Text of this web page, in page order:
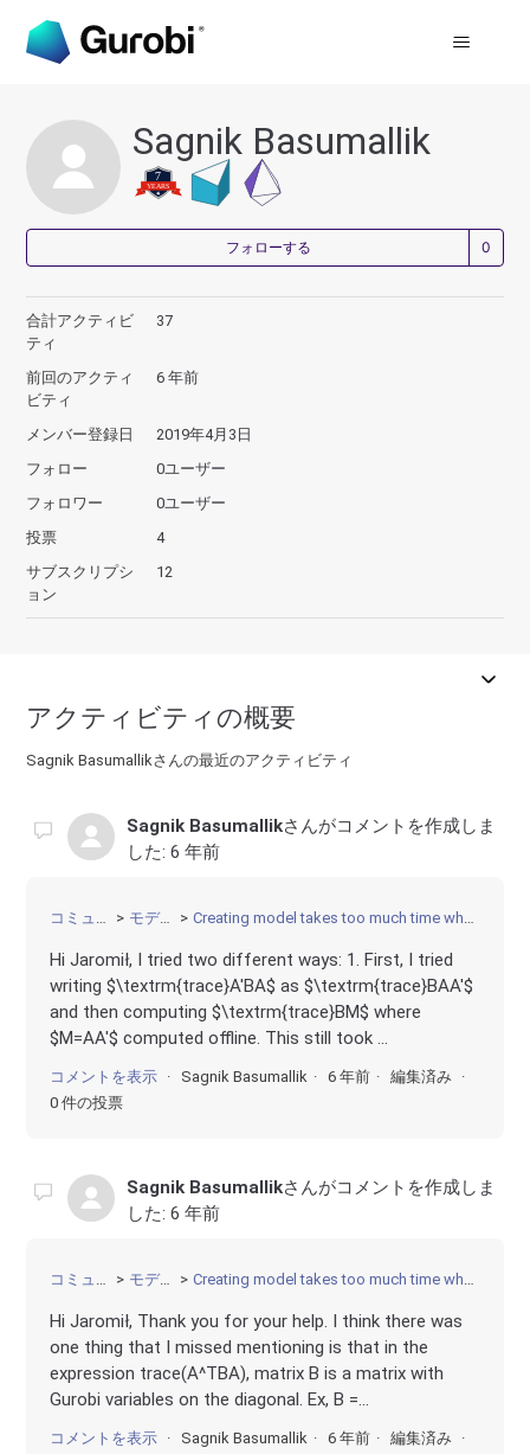
Sagnik Basumallik
フォローする
合計アクティビ
ティ
37
前回のアクティ
ビティ
6 年前
メンバー登録日
2019年4月3日
フォロー
0ユーザー
フォロワー
0ユーザー
投票
4
サブスクリプシ
ョン
12
アクティビティの概要
Sagnik Basumallikさんの最近のアクティビティ
Sagnik Basumallikさんがコメントを作成しま
した:6 年前
コミュニティ モデリング Creating model takes too much time when big matrices are used
Hi Jaromił, I tried two different ways: 1. First, I tried
writing $\textrm{trace}A'BA$ as $\textrm{trace}BAA'$
and then computing $\textrm{trace}BM$ where
$M=AA'$ computed offline. This still took ...
コメントを表示 Sagnik Basumallik 6 年前
編集済み
0 件の投票
Sagnik Basumallikさんがコメントを作成しま
した:6 年前
コミュニティ モデリング Creating model takes too much time when big matrices are used
Hi Jaromił, Thank you for your help. I think there was
one thing that I missed mentioning is that in the
expression trace(A^TBA), matrix B is a matrix with
Gurobi variables on the diagonal. Ex, B =...
コメントを表示 Sagnik Basumallik 6 年前
編集済み